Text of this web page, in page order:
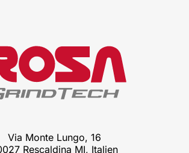
Via Monte Lungo, 16
Rescaldina MI, Italien